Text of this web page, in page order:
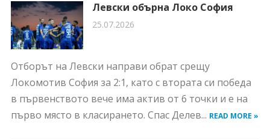
Левски обърна Локо София
25.07.2026
Отборът на Левски направи обрат срещу
Локомотив София за 2:1, като с втората си победа
в първенството вече има актив от 6 точки и е на
първо място в класирането. Спас Делев... READ MORE »